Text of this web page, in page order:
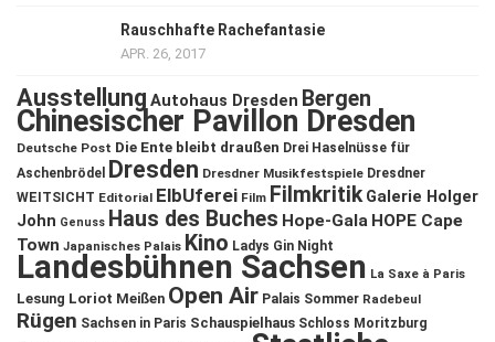
Rauschhafte Rachefantasie
APR. 26, 2017
Ausstellung Autohaus Dresden Bergen
Chinesischer Pavillon Dresden
Deutsche Post Die Ente bleibt draußen Drei Haselnüsse für
Aschenbrödel
Dresden Dresdner Musikfestspiele Dresdner
WEITSICHT Editorial ElbUferei Film Filmkritik Galerie Holger
John Genuss Haus des Buches Hope-Gala HOPE Cape
Town Japanisches Palais Kino Ladys Gin Night
Landesbühnen Sachsen La Saxe à Paris
Lesung Loriot Meißen Open Air Palais Sommer Radebeul
Rügen Sachsen in Paris Schauspielhaus Schloss Moritzburg